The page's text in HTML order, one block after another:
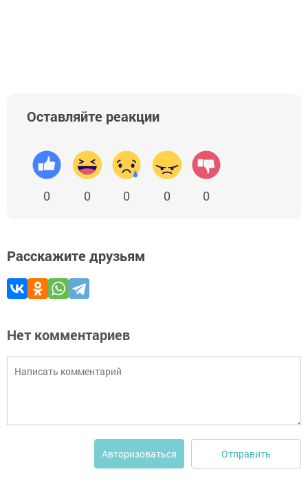
Оставляйте реакции
0 0 0 0 0
Расскажите друзьям
Нет комментариев
Авторизоваться Отправить